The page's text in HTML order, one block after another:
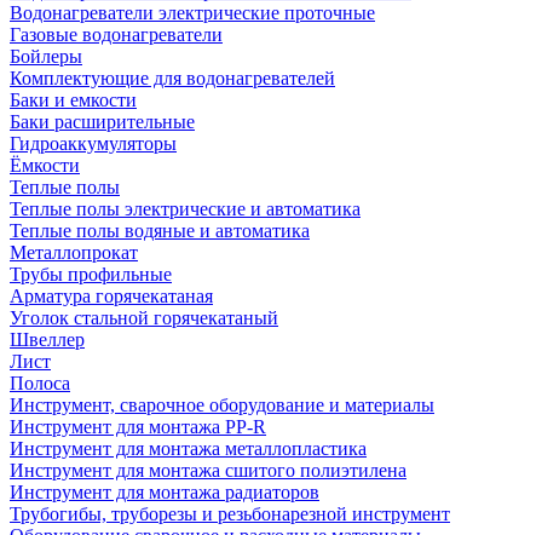
Водонагреватели электрические проточные
Газовые водонагреватели
Бойлеры
Комплектующие для водонагревателей
Баки и емкости
Баки расширительные
Гидроаккумуляторы
Ёмкости
Теплые полы
Теплые полы электрические и автоматика
Теплые полы водяные и автоматика
Металлопрокат
Трубы профильные
Арматура горячекатаная
Уголок стальной горячекатаный
Швеллер
Лист
Полоса
Инструмент, сварочное оборудование и материалы
Инструмент для монтажа PP-R
Инструмент для монтажа металлопластика
Инструмент для монтажа сшитого полиэтилена
Инструмент для монтажа радиаторов
Трубогибы, труборезы и резьбонарезной инструмент